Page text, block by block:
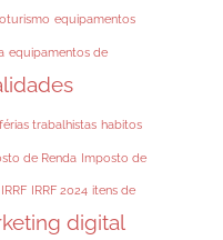
equipamentos
equipamentos de
férias trabalhistas habitos
de Renda Imposto de
IRRF IRRF 2024 itens de
digital